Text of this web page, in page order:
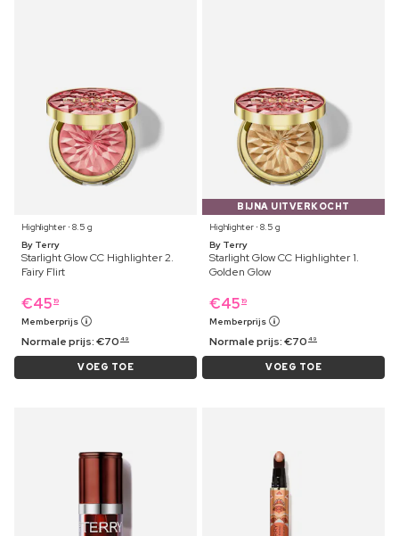
Highlighter ⋅ 8.5 g
By Terry
Starlight Glow CC Highlighter 2.
Fairy Flirt
€45 19
Memberprijs
Normale prijs:€70 49
VOEG TOE
BIJNA UITVERKOCHT
Highlighter ⋅ 8.5 g
By Terry
Starlight Glow CC Highlighter 1.
Golden Glow
€45 19
Memberprijs
Normale prijs:€70 49
VOEG TOE